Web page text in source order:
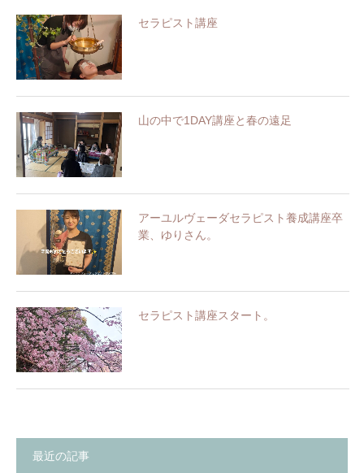
セラピスト講座
山の中で1DAY講座と春の遠足
アーユルヴェーダセラピスト養成講座卒
業、ゆりさん。
セラピスト講座スタート。
最近の記事